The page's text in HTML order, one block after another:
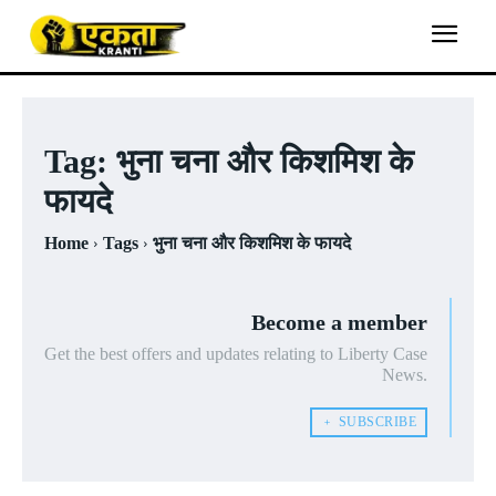
Tag: भुना चना और किशमिश के
फायदे
Home Tags भुना चना और किशमिश के फायदे
Become a member
Get the best offers and updates relating to Liberty Case
News.
﹢ SUBSCRIBE